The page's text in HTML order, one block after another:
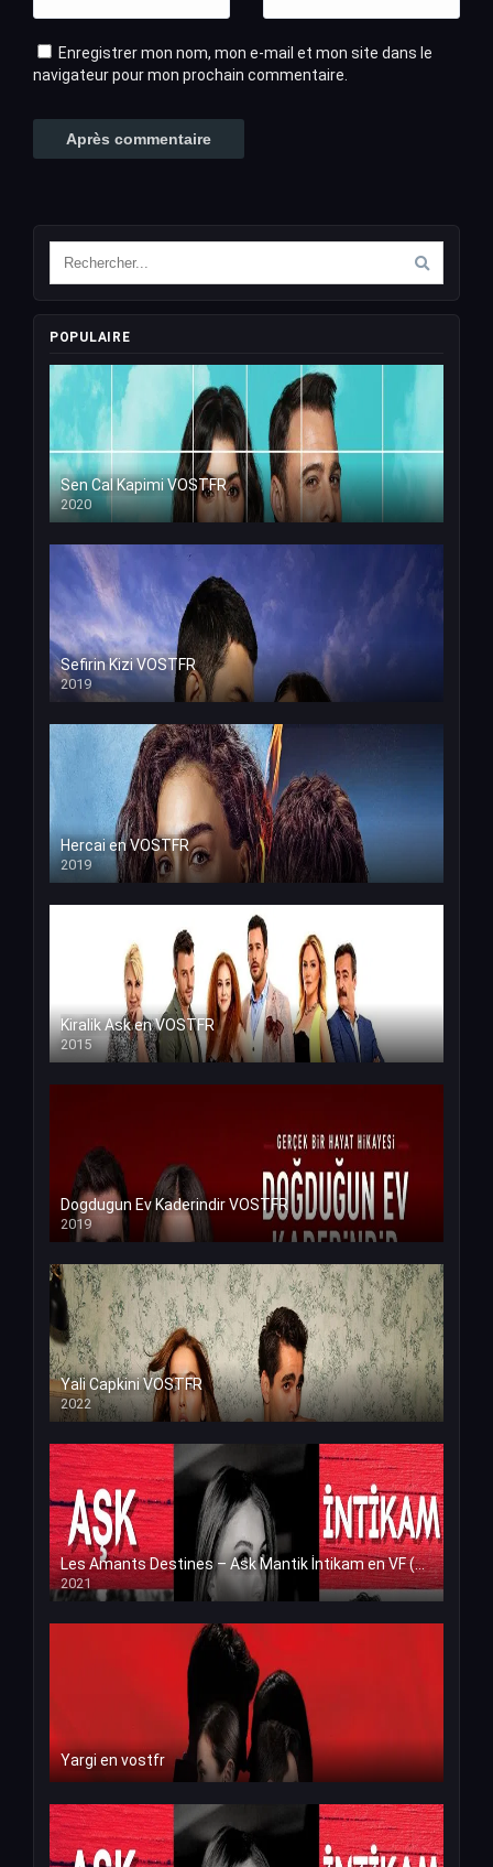
Enregistrer mon nom, mon e-mail et mon site dans le
navigateur pour mon prochain commentaire.
POPULAIRE
Sen Cal Kapimi VOSTFR
2020
Sefirin Kizi VOSTFR
2019
Hercai en VOSTFR
2019
Kiralik Ask en VOSTFR
2015
Dogdugun Ev Kaderindir VOSTFR
2019
Yali Capkini VOSTFR
2022
Les Amants Destines – Ask Mantik İntikam en VF (Voix Francaise)
2021
Yargi en vostfr